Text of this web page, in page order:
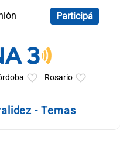
Participá
Rosario
- Temas